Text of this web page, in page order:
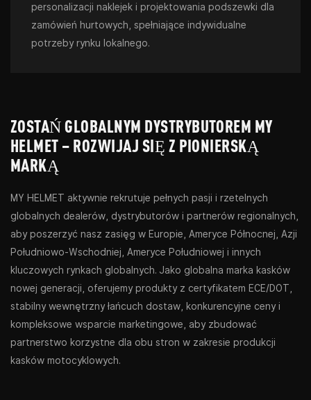
personalizacji naklejek i projektowania podszewki dla
zamówień hurtowych, spełniające indywidualne
potrzeby rynku lokalnego.
ZOSTAŃ GLOBALNYM DYSTRYBUTOREM MY
HELMET – ROZWIJAJ SIĘ Z PIONIERSKĄ
MARKĄ
MY HELMET aktywnie rekrutuje pełnych pasji i rzetelnych
globalnych dealerów, dystrybutorów i partnerów regionalnych,
aby poszerzyć nasz zasięg w Europie, Ameryce Północnej, Azji
Południowo-Wschodniej, Ameryce Południowej i innych
kluczowych rynkach globalnych. Jako globalna marka kasków
nowej generacji, oferujemy produkty z certyfikatem ECE/DOT,
stabilny wewnętrzny łańcuch dostaw, konkurencyjne ceny i
kompleksowe wsparcie marketingowe, aby zbudować
partnerstwo korzystne dla obu stron w zakresie produkcji
kasków motocyklowych.